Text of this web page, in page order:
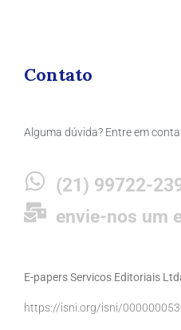
Contato
Alguma dúvida? Entre em
(21) 99722-
envie-nos um
E-papers Servicos Editoriais
https://isni.org/isni/